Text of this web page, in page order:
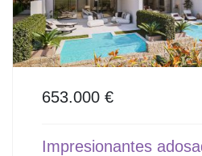
653.000 €
Impresionantes